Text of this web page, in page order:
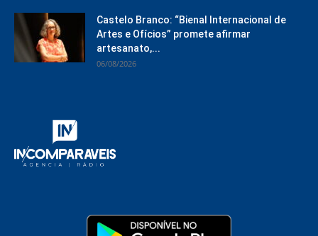
Castelo Branco: “Bienal Internacional de
Artes e Ofícios” promete afirmar
artesanato,...
06/08/2026